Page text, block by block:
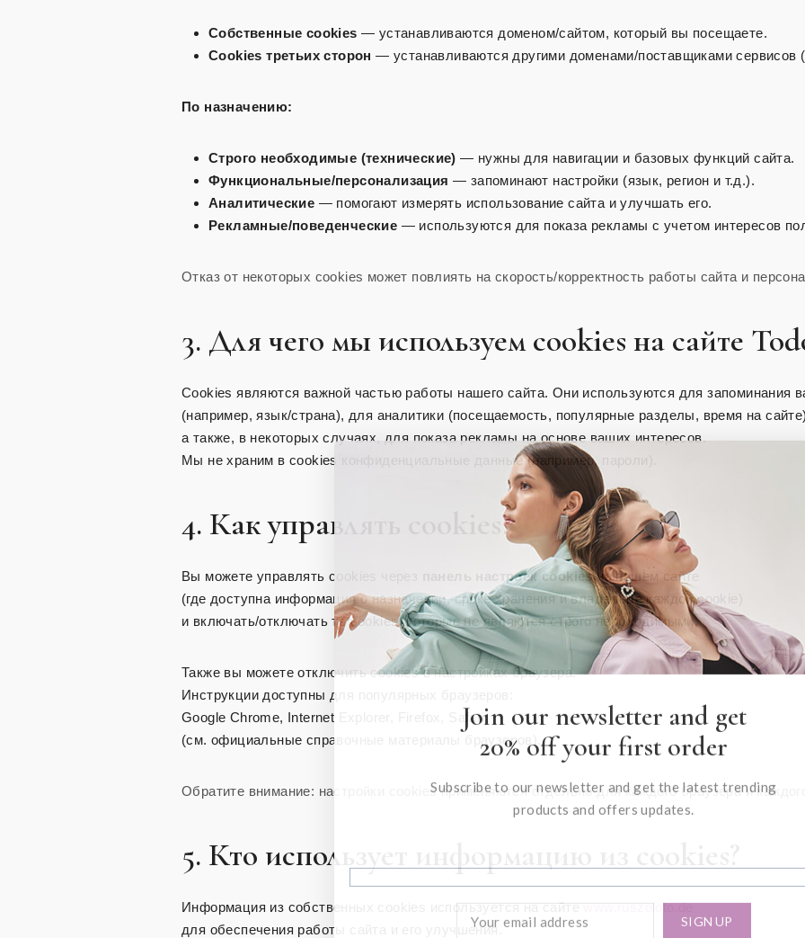
Собственные cookies — устанавливаются доменом/сайтом, который вы посещаете.
Cookies третьих сторон — устанавливаются другими доменами/поставщиками сервисов
По назначению:
Строго необходимые (технические) — нужны для навигации и базовых функций сайта.
Функциональные/персонализация — запоминают настройки (язык, регион и т.д.).
Аналитические — помогают измерять использование сайта и улучшать его.
Рекламные/поведенческие — используются для показа рекламы с учетом интересов
Отказ от некоторых cookies может повлиять на скорость/корректность работы сайта и
3. Для чего мы используем cookies на сайте
Cookies являются важной частью работы нашего сайта. Они используются для запоминания
(например, язык/страна), для аналитики (посещаемость, популярные разделы, время на
а также, в некоторых случаях, для показа рекламы на основе ваших интересов.
Мы не храним в cookies конфиденциальные данные (например, пароли).
4. Как управлять cookies?
Вы можете управлять cookies через панель настроек cookiesна нашем сайте
(где доступна информация о назначении, сроке хранения и владельце каждой cookie)
и включать/отключать те cookies, которые не являются строго необходимыми.
Также вы можете отключить cookies в настройках браузера.
Инструкции доступны для популярных браузеров:
Google Chrome, Internet Explorer, Firefox, Safari
(см. официальные справочные материалы браузеров).
Обратите внимание: настройки cookies применяются отдельно для каждого браузера и
5. Кто использует информацию из cookies?
Информация из собственных cookies используется на сайте
www.ruszoloto.de
для обеспечения работы сайта и его улучшения.
Join our newsletter and get
20% off your first order
Subscribe to our newsletter and get the latest trending
products and offers updates.